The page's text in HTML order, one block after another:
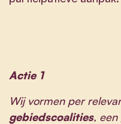
Actie 1
Wij vormen per
gebiedscoalities,